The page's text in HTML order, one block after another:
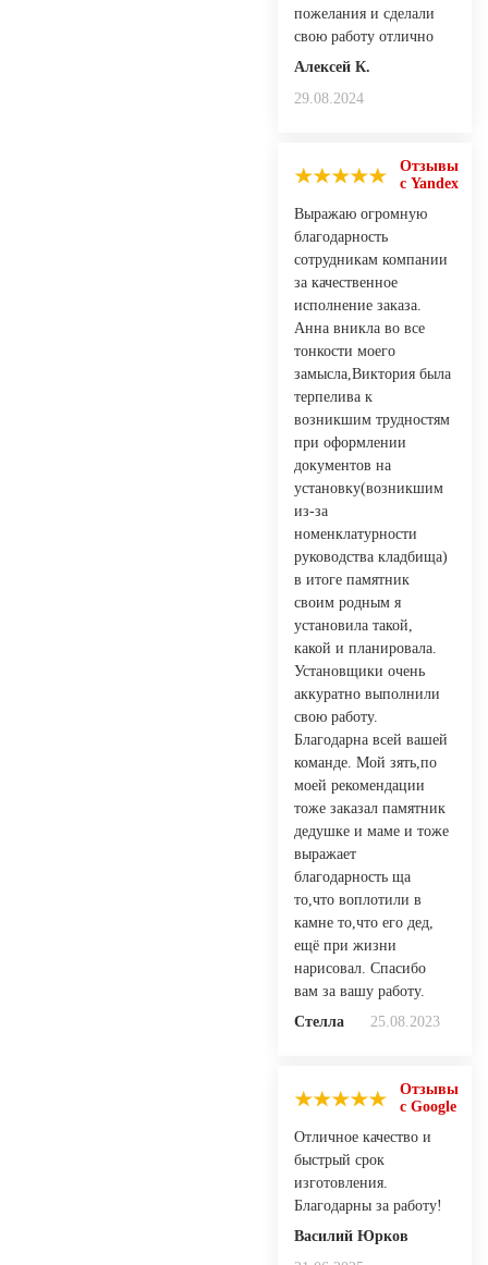
пожелания и сделали
свою работу отлично
Алексей К.
29.08.2024
Отзывы
с Yandex
Выражаю огромную
благодарность
сотрудникам компании
за качественное
исполнение заказа.
Анна вникла во все
тонкости моего
замысла,Виктория была
терпелива к
возникшим трудностям
при оформлении
документов на
установку(возникшим
из-за
номенклатурности
руководства кладбища)
в итоге памятник
своим родным я
установила такой,
какой и планировала.
Установщики очень
аккуратно выполнили
свою работу.
Благодарна всей вашей
команде. Мой зять,по
моей рекомендации
тоже заказал памятник
дедушке и маме и тоже
выражает
благодарность ща
то,что воплотили в
камне то,что его дед,
ещё при жизни
нарисовал. Спасибо
вам за вашу работу.
Стелла
25.08.2023
Отзывы
с Google
Отличное качество и
быстрый срок
изготовления.
Благодарны за работу!
Василий Юрков